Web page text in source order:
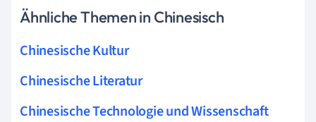
Ähnliche Themen in Chinesisch
Chinesische Kultur
Chinesische Literatur
Chinesische Technologie und Wissenschaft